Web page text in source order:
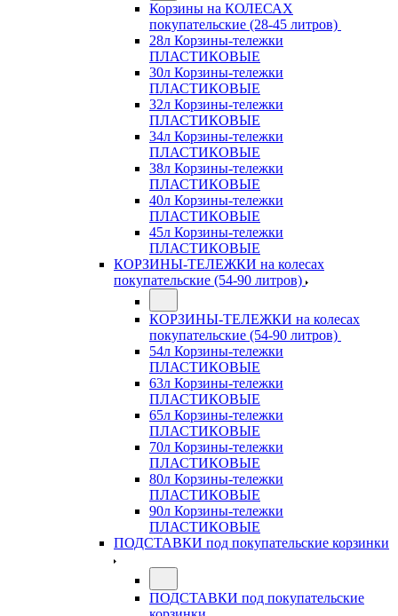
Корзины на КОЛЕСАХ
покупательские (28-45 литров)
28л Корзины-тележки
ПЛАСТИКОВЫЕ
30л Корзины-тележки
ПЛАСТИКОВЫЕ
32л Корзины-тележки
ПЛАСТИКОВЫЕ
34л Корзины-тележки
ПЛАСТИКОВЫЕ
38л Корзины-тележки
ПЛАСТИКОВЫЕ
40л Корзины-тележки
ПЛАСТИКОВЫЕ
45л Корзины-тележки
ПЛАСТИКОВЫЕ
КОРЗИНЫ-ТЕЛЕЖКИ на колесах
покупательские (54-90 литров)
КОРЗИНЫ-ТЕЛЕЖКИ на колесах
покупательские (54-90 литров)
54л Корзины-тележки
ПЛАСТИКОВЫЕ
63л Корзины-тележки
ПЛАСТИКОВЫЕ
65л Корзины-тележки
ПЛАСТИКОВЫЕ
70л Корзины-тележки
ПЛАСТИКОВЫЕ
80л Корзины-тележки
ПЛАСТИКОВЫЕ
90л Корзины-тележки
ПЛАСТИКОВЫЕ
ПОДСТАВКИ под покупательские корзинки
ПОДСТАВКИ под покупательские